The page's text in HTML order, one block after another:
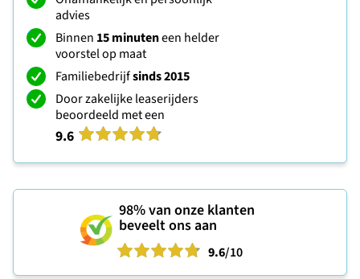
advies
Binnen 15 minuteneen helder
voorstel op maat
Familiebedrijfsinds 2015
Door zakelijke leaserijders
beoordeeld met een
9.6
98%van onze klanten
beveelt ons aan
9.6/10